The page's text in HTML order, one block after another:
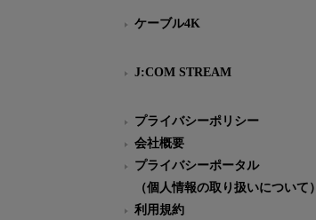
ケーブル4K
J:COM STREAM
プライバシーポリシー
会社概要
プライバシーポータル
（個人情報の取り扱いについて）
利用規約